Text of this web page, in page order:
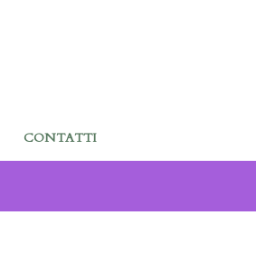
CONTATTI